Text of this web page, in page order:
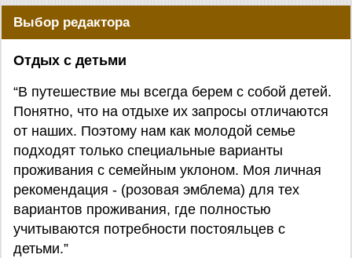
Выбор редактора
Отдых с детьми
“В путешествие мы всегда берем с собой детей.
Понятно, что на отдыхе их запросы отличаются
от наших. Поэтому нам как молодой семье
подходят только специальные варианты
проживания с семейным уклоном. Моя личная
рекомендация - (розовая эмблема) для тех
вариантов проживания, где полностью
учитываются потребности постояльцев с
детьми.”